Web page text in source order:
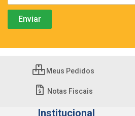
Meus Pedidos
Notas Fiscais
Institucional